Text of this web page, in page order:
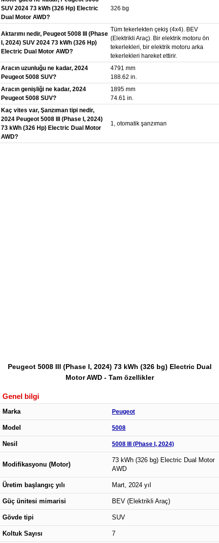
SUV 2024 73 kWh (326 Hp) Electric
Dual Motor AWD?
326 bg
Aktarımı nedir, Peugeot 5008 III (Phase
I, 2024) SUV 2024 73 kWh (326 Hp)
Electric Dual Motor AWD?
Tüm tekerlekten çekiş (4x4). BEV
(Elektrikli Araç). Bir elektrik motoru ön
tekerlekleri, bir elektrik motoru arka
tekerlekleri hareket ettirir.
Aracın uzunluğu ne kadar, 2024
Peugeot 5008 SUV?
4791 mm
188.62 in.
Aracın genişliği ne kadar, 2024
Peugeot 5008 SUV?
1895 mm
74.61 in.
Kaç vites var, Şanzıman tipi nedir,
2024 Peugeot 5008 III (Phase I, 2024)
73 kWh (326 Hp) Electric Dual Motor
AWD?
1, otomatik şanzıman
Peugeot 5008 III (Phase I, 2024) 73 kWh (326 bg) Electric Dual
Motor AWD - Tam özellikler
Genel bilgi
Marka Peugeot
Model 5008
Nesil 5008 III (Phase I, 2024)
Modifikasyonu (Motor)
73 kWh (326 bg) Electric Dual Motor
AWD
Üretim başlangıç yılı Mart, 2024 yıl
Güç ünitesi mimarisi BEV (Elektrikli Araç)
Gövde tipi SUV
Koltuk Sayısı 7